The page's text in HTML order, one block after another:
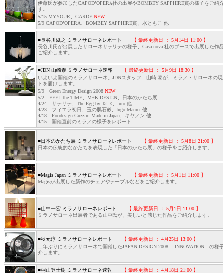
伊藤氏が参加したCAPOD’OPERA社の出展やBOMBEY SAPPHIRE賞の様子をご紹
す。
5/15 MYYOUR、GARDE NEW
5/9 CAPOD’OPERA、BOMBEY SAPPHIRE賞、水ともこ 他
■長谷川滋之 ミラノサローネレポート
【 最終更新日 ： 5月14日 11:00 】
長谷川氏が出展したサローネサテリテの様子、Casa nova 社のブースで出展した作
ご紹介します。
■JDN 山崎泰 ミラノサローネ速報
【 最終更新日 ： 5月9日 18:30 】
いよいよ開催のミラノサローネ。JDNスタッフ 山崎 泰が、ミラノ・サローネの
トを届けします。
5/9 Green Energy Design 2008 NEW
5/2 FEEL the TIME、M+K DESIGN、日本のかたち展
4/24 サテリテ、The Egg by Tal R、furo 他
4/23 フィエラ初日、玉の肌石鹸、Ingo Maurer 他
4/18 Foodesign Guzzini Made in Japan、キヤノン 他
4/15 開催直前のミラノの様子をレポート
■日本のかたち展 ミラノサローネレポート
【 最終更新日 ： 5月8日 21:00 】
日本の伝統的なかたちを表現した「日本のかたち展」の様子をご紹介します。
■Magis Japan ミラノサローネレポート
【 最終更新日 ： 5月1日 11:00 】
Magisが出展した新作のチェアやテーブルなどをご紹介します。
■山中一宏 ミラノサローネレポート
【 最終更新日 ： 5月1日 11:00 】
ミラノサローネ出展者である山中氏が、美しいと感じた作品をご紹介します。
■秋元淳 ミラノサローネレポート
【 最終更新日 ： 4月25日 13:00 】
二年ぶりにミラノサローネで開催したJAPAN DESIGN 2008 ─ INNOVATION ─の様
介します。
■桐山登士樹 ミラノサローネ速報
【 最終更新日 ： 4月18日 21:00 】